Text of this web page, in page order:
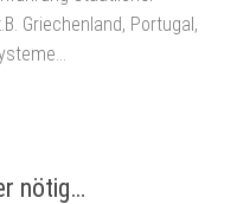
Griechenland, Portugal,
nötig…